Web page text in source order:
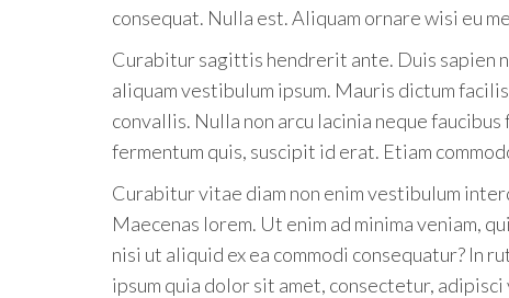
consequat. Nulla est. Aliquam ornare wisi eu
Curabitur sagittis hendrerit ante. Duis sapien
aliquam vestibulum ipsum. Mauris dictum
convallis. Nulla non arcu lacinia neque
fermentum quis, suscipit id erat. Etiam
Curabitur vitae diam non enim vestibulum
Maecenas lorem. Ut enim ad minima veniam,
nisi ut aliquid ex ea commodi consequatur? In
ipsum quia dolor sit amet, consectetur,